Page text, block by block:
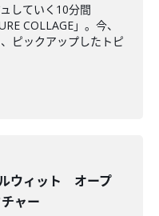
していく10分間
COLLAGE」。今、
ピックアップしたトピ
ウィット オープ
ャー